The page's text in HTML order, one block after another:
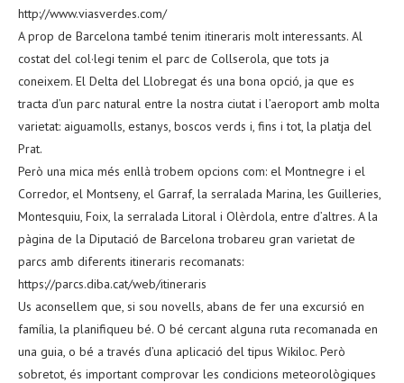
http://www.viasverdes.com/
A prop de Barcelona també tenim itineraris molt interessants. Al
costat del col·legi tenim el parc de Collserola, que tots ja
coneixem. El Delta del Llobregat és una bona opció, ja que es
tracta d’un parc natural entre la nostra ciutat i l’aeroport amb molta
varietat: aiguamolls, estanys, boscos verds i, fins i tot, la platja del
Prat.
Però una mica més enllà trobem opcions com: el Montnegre i el
Corredor, el Montseny, el Garraf, la serralada Marina, les Guilleries,
Montesquiu, Foix, la serralada Litoral i Olèrdola, entre d’altres. A la
pàgina de la Diputació de Barcelona trobareu gran varietat de
parcs amb diferents itineraris recomanats:
https://parcs.diba.cat/web/itineraris
Us aconsellem que, si sou novells, abans de fer una excursió en
família, la planifiqueu bé. O bé cercant alguna ruta recomanada en
una guia, o bé a través d’una aplicació del tipus Wikiloc. Però
sobretot, és important comprovar les condicions meteorològiques